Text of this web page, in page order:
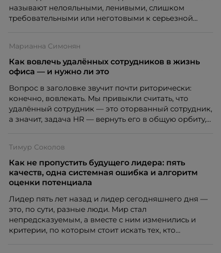
называют нелояльными, ленивыми, слишком
требовательными или неготовыми к серьезной
кадровых ошибок. В этой статье Марина Ускова,
руководитель отдела подбора персонала
рекрутинговой компании, разбирает самые
почему устаревшие представления мешают
бизнесу находить и удерживать сильных
сотрудников.
Марианна Симонян
Как вовлечь удалённых сотрудников в жизнь
офиса — и нужно ли это
Вопрос в заголовке звучит почти риторически:
конечно, вовлекать. Мы привыкли считать, что
удалённый сотрудник — это оторванный сотрудник,
а значит, задача HR — вернуть его в общую орбиту,
вовлечения, стоит остановиться на неудобном
факте: данные говорят ровно обратное тому, что
подсказывает интуиция. Автор свежего выпуска
Марианна Симонян — HR Tech лидер, эксперт по
МИФИ, автор книги «Дао женской карьеры».
Тимур Соколов
Как не пропустить будущего лидера: пять
качеств, одна системная ошибка и алгоритм
оценки потенциала
Лидер пять лет назад и лидер сегодняшнего дня —
это, по сути, разные люди. Мир стал
непредсказуемым, а вместе с ним изменились и
критерии, по которым стоит искать тех, кто